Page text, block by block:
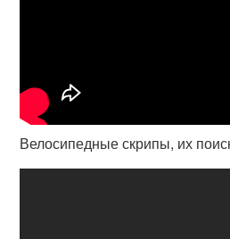
Велосипедные скрипы, их